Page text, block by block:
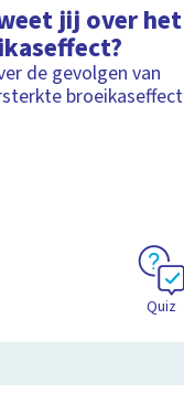
jij over het
de gevolgen van
broeikaseffect
Quiz